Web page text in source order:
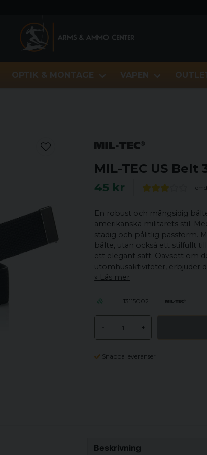
OPTIK & MONTAGE VAPEN
MIL-TEC US Belt
45 kr 1
En robust och mångsidig
amerikanska militärets stil.
stadig och pålitlig passform.
bälte, utan också ett stilfullt
ett elegant sätt. Oavsett om
utomhusaktiviteter, erbjuder
Läs mer
13115002
- +
Snabba leveranser
Beskrivning